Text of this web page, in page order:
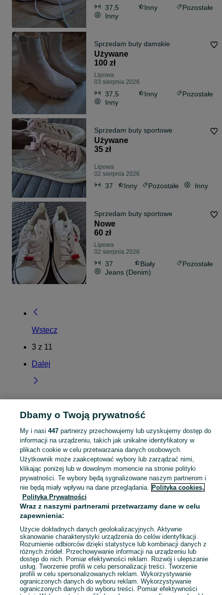
37,5 Inny
Pozostałe
Inny
Sprzedam buty damskie
Używane
100 zł
Lipowa
03 sierpnia 2026
37,5 Inny
Pozostałe
Inny
Sprzedam buty sportowe
Używane
35 zł
Lipowa
02 sierpnia 2026
37 Inny Pozostałe Inny
Sprzedam buty sportowe
Nowe
60 zł
Lipowa
02 sierpnia 2026
37 Biały
Pozostałe
Jeans (Denim)
Wstecz
3 z 11
Dalej
Strona główna Małopolskie Lipowa
KATEGORIA
Skorzystaj z największego serwisu ogłoszeniowego - Lipowa i okolice! Kupuj to, czego pragniesz i sprzedawaj to, czego już nie potrzebujesz! Zobacz
Mapa kategorii
Mapa miejscowości
Mapa ministron
Popularne wyszukiwania
Dbamy o Twoją prywatność
My i nasi 447partnerzy przechowujemy lub uzyskujemy dostęp do
informacji na urządzeniu, takich jak unikalne identyfikatory w
plikach cookie w celu przetwarzania danych osobowych.
Użytkownik może zaakceptować wybory lub zarządzać nimi,
klikając poniżej lub w dowolnym momencie na stronie polityki
prywatności. Te wybory będą sygnalizowane naszym partnerom i
nie będą miały wpływu na dane przeglądania. Polityka cookies,
Polityka Prywatności
Wraz z naszymi partnerami przetwarzamy dane w celu
zapewnienia:
Użycie dokładnych danych geolokalizacyjnych. Aktywne
skanowanie charakterystyki urządzenia do celów identyfikacji.
Rozumienie odbiorców dzięki statystyce lub kombinacji danych z
różnych źródeł. Przechowywanie informacji na urządzeniu lub
dostęp do nich. Pomiar efektywności reklam. Rozwój i ulepszanie
usług. Tworzenie profili w celu personalizacji treści. Tworzenie
profili w celu spersonalizowanych reklam. Wykorzystywanie
ograniczonych danych do wyboru reklam. Wykorzystywanie
ograniczonych danych do wyboru treści. Pomiar efektywności